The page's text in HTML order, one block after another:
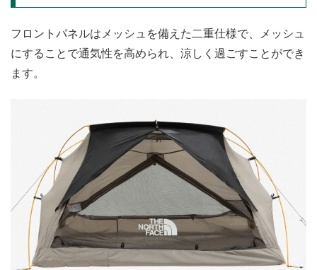
フロントパネルはメッシュを備えた二重仕様で、メッシュ
にすることで通気性を高められ、涼しく過ごすことができ
ます。